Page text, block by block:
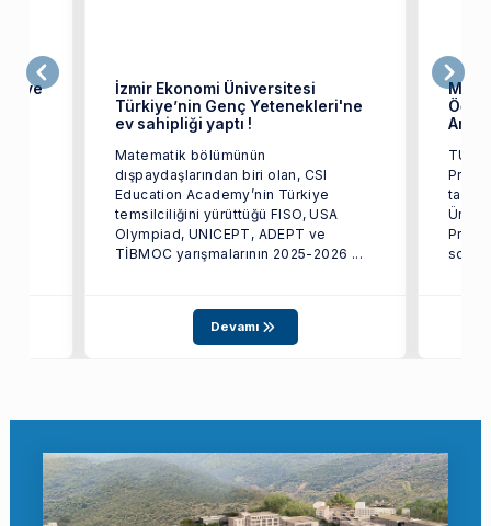
ve
İzmir Ekonomi Üniversitesi
Türkiye’nin Genç Yetenekleri'ne
ev sahipliği yaptı !
Matematik bölümünün
dışpaydaşlarından biri olan, CSI
Education Academy’nin Türkiye
temsilciliğini yürüttüğü FISO, USA
Olympiad, UNICEPT, ADEPT ve
TİBMOC yarışmalarının 2025-2026 ...
Devamı